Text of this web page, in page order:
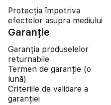
Protecția împotriva
efectelor asupra mediului
Garanție
Garanția produselelor
returnabile
Termen de garanție (o
lună)
Criteriile de validare a
garanției